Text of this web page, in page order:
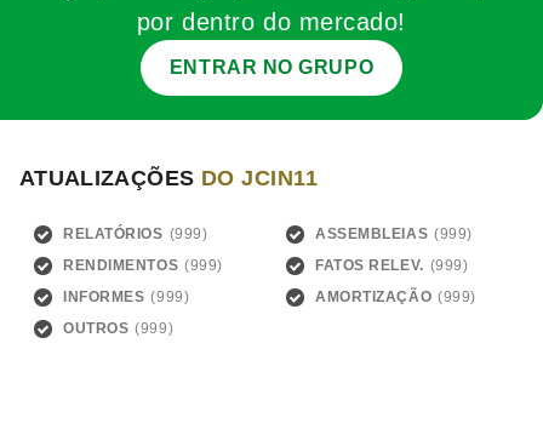
por dentro do mercado!
ENTRAR NO GRUPO
ATUALIZAÇÕES DO JCIN11
RELATÓRIOS
ASSEMBLEIAS
RENDIMENTOS
FATOS RELEV.
INFORMES
AMORTIZAÇÃO
OUTROS